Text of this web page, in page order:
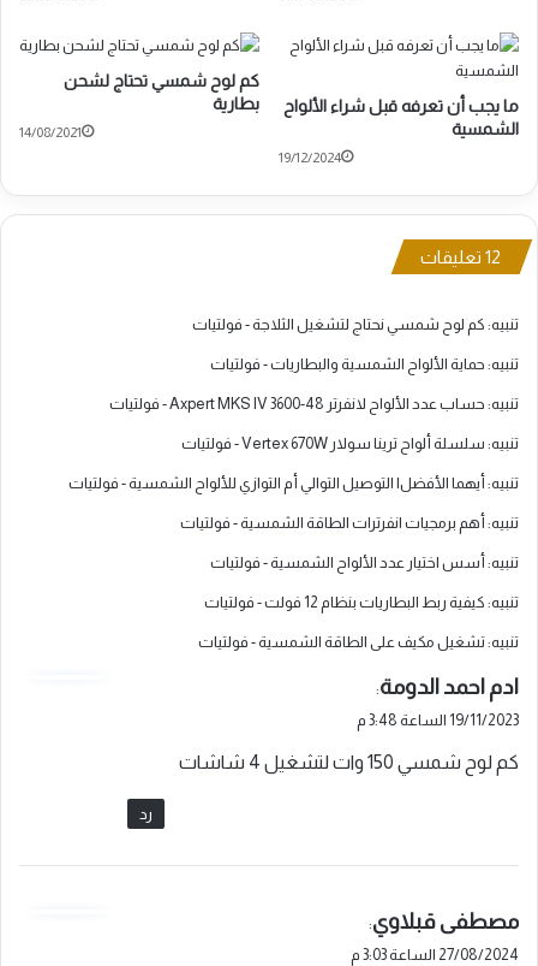
كم لوح شمسي تحتاج لشحن
بطارية
14/08/2021
ما يجب أن تعرفه قبل شراء الألواح
الشمسية
19/12/2024
‫12 تعليقات
تنبيه: كم لوح شمسي نحتاج لتشغيل الثلاجة - فولتيات
تنبيه: حماية الألواح الشمسية والبطاريات - فولتيات
تنبيه: حساب عدد الألواح لانفرتر Axpert MKS IV 3600-48 - فولتيات
تنبيه: سلسلة ألواح ترينا سولار Vertex 670W - فولتيات
تنبيه: أيهما الأفضل| التوصيل التوالي أم التوازي للألواح الشمسية - فولتيات
تنبيه: أهم برمجيات انفرترات الطاقة الشمسية - فولتيات
تنبيه: أسس اختيار عدد الألواح الشمسية - فولتيات
تنبيه: كيفية ربط البطاريات بنظام 12 فولت - فولتيات
تنبيه:تشغيل مكيف على الطاقة الشمسية - فولتيات
ي
ق
ل
ادم احمد الدومة:
19/11/2023 الساعة 3:48 م
كم لوح شمسي 150 وات لتشغيل 4 شاشات
رد
ي
ق
مصطفى قبلاوي:
27/08/2024 الساعة 3:03 م